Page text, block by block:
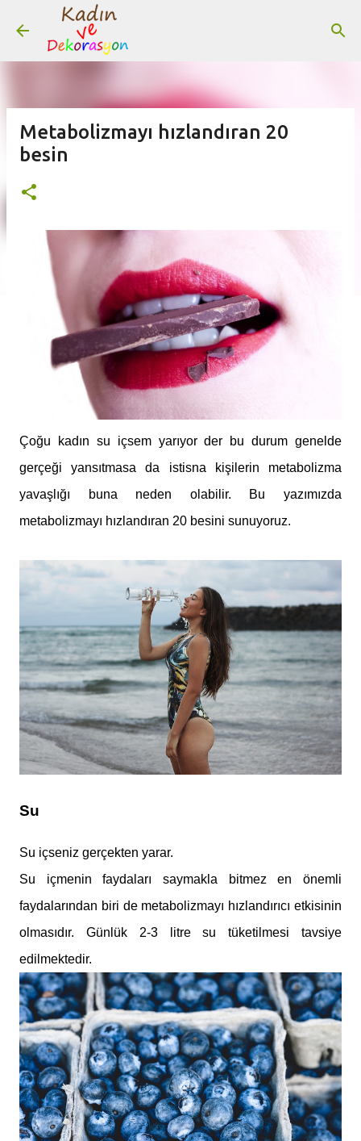
Metabolizmayı hızlandıran 20
besin
Çoğu kadın su içsem yarıyor der bu durum genelde
gerçeği yansıtmasa da istisna kişilerin metabolizma
yavaşlığı buna neden olabilir. Bu yazımızda
metabolizmayı hızlandıran 20 besini sunuyoruz.
Su
Su içseniz gerçekten yarar.
Su içmenin faydaları saymakla bitmez en önemli
faydalarından biri de metabolizmayı hızlandırıcı etkisinin
olmasıdır. Günlük 2-3 litre su tüketilmesi tavsiye
edilmektedir.